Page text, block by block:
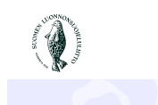
Etusivu